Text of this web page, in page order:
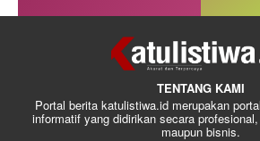
TENTANG KAMI
Portal berita katulistiwa.id merupakan
informatif yang didirikan secara
maupun bisnis.